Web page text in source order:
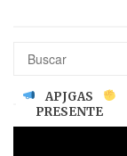
APJGAS
PRESENTE